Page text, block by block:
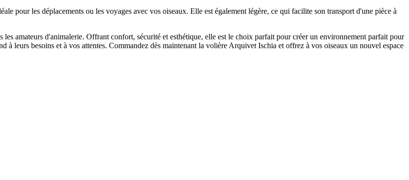
pour les déplacements ou les voyages avec vos oiseaux. Elle est également légère, ce qui facilite son transport d'une pièce à
amateurs d'animalerie. Offrant confort, sécurité et esthétique, elle est le choix parfait pour créer un environnement parfait pour
leurs besoins et à vos attentes. Commandez dès maintenant la volière Arquivet Ischia et offrez à vos oiseaux un nouvel espace